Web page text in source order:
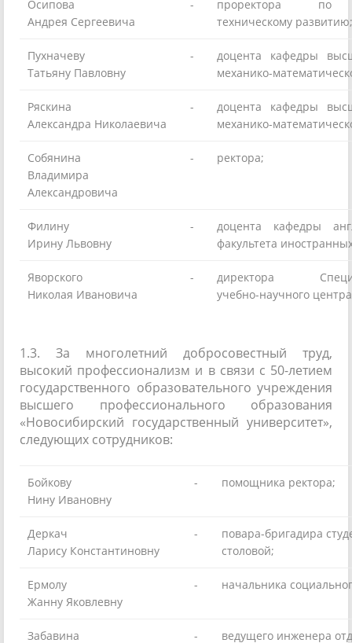
Осипова
Андрея Сергеевича
-
проректора по
техническому развитию;
Пухначеву
Татьяну Павловну
-
доцента кафедры
механико-
Ряскина
Александра Николаевича
-
доцента кафедры
механико-
Собянина
Владимира
Александровича
- ректора;
Филину
Ирину Львовну
-
доцента кафедры
факультета
Яворского
Николая Ивановича
-
директора
учебно-научного
1.3. За многолетний добросовестный труд,
высокий профессионализм и в связи с 50-летием
государственного образовательного учреждения
высшего профессионального образования
«Новосибирский государственный университет»,
следующих сотрудников:
Бойкову
Нину Ивановну
- помощника ректора;
Деркач
Ларису Константиновну
-
повара-бригадира
столовой;
Ермолу
Жанну Яковлевну
- начальника
Забавина - ведущего инженера